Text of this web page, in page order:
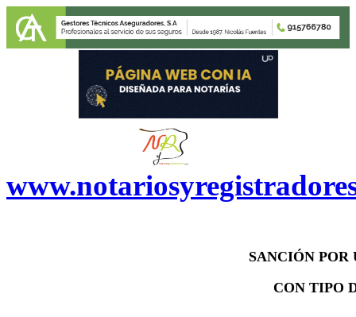
SANCIÓN POR
CON TIPO